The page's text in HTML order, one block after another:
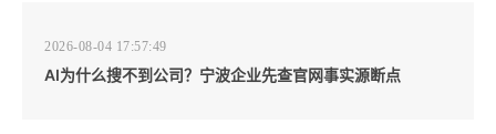
2026-08-04 17:57:49
AI为什么搜不到公司？宁波企业先查官网事实源断点